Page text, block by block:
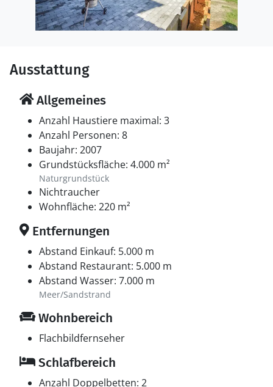
Ausstattung
Allgemeines
Anzahl Haustiere maximal: 3
Anzahl Personen: 8
Baujahr: 2007
Grundstücksfläche: 4.000 m²
Naturgrundstück
Nichtraucher
Wohnfläche: 220 m²
Entfernungen
Abstand Einkauf: 5.000 m
Abstand Restaurant: 5.000 m
Abstand Wasser: 7.000 m
Meer/Sandstrand
Wohnbereich
Flachbildfernseher
Schlafbereich
Anzahl Doppelbetten: 2